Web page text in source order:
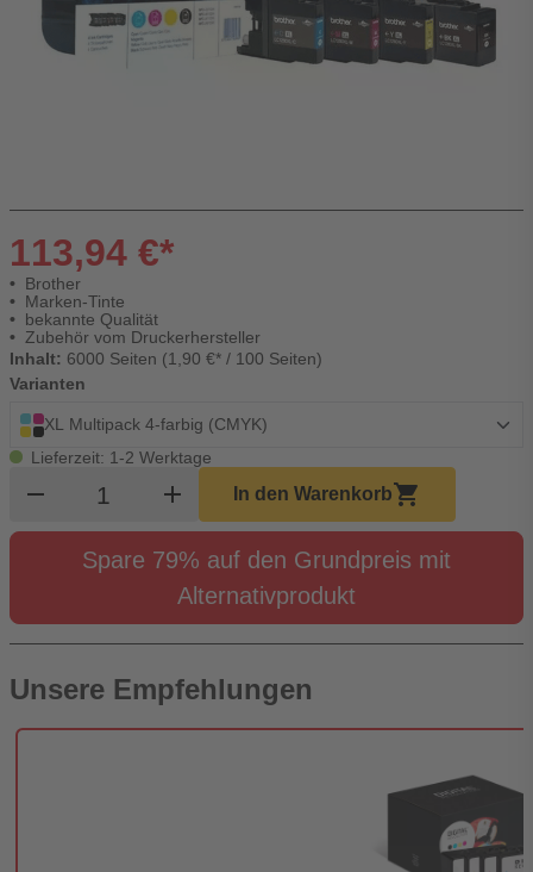
113,94 €*
Brother
Marken-Tinte
bekannte Qualität
Zubehör vom Druckerhersteller
Inhalt: 6000 Seiten (1,90 €* / 100 Seiten)
Varianten
XL Multipack 4-farbig (CMYK)
Lieferzeit: 1-2 Werktage
remove Produkt Warenkorb Menge
add In den Warenkorbshopping_cart
Spare 79% auf den Grundpreis mit
Alternativprodukt
Unsere Empfehlungen